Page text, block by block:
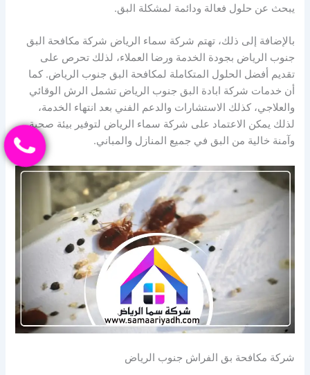
يبحث عن حلول فعالة ودائمة لمشكلة البق.
بالإضافة إلى ذلك، تهتم شركة سماء الرياض شركة مكافحة البق
جنوب الرياض بجودة الخدمة ورضا العملاء، لذلك تحرص على
تقديم أفضل الحلول المتكاملة لمكافحة البق جنوب الرياض. كما
أن خدمات شركة ابادة البق جنوب الرياض تشمل الرش الوقائي
والعلاجي، كذلك الاستشارات والدعم الفني بعد انتهاء الخدمة،
لذلك يمكن الاعتماد على شركة سماء الرياض لتوفير بيئة صحية
وآمنة خالية من البق في جميع المنازل والمباني.
شركة مكافحة بق الفراش جنوب الرياض